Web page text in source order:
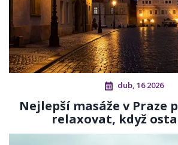
dub, 16 2026
Nejlepší masáže v Praze
relaxovat, když